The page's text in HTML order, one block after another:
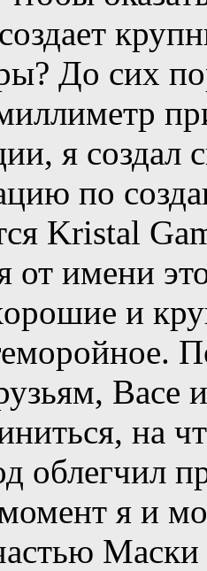
До сих
я
по
Kristal
от имени
и
Васе
на
облегчил
я и